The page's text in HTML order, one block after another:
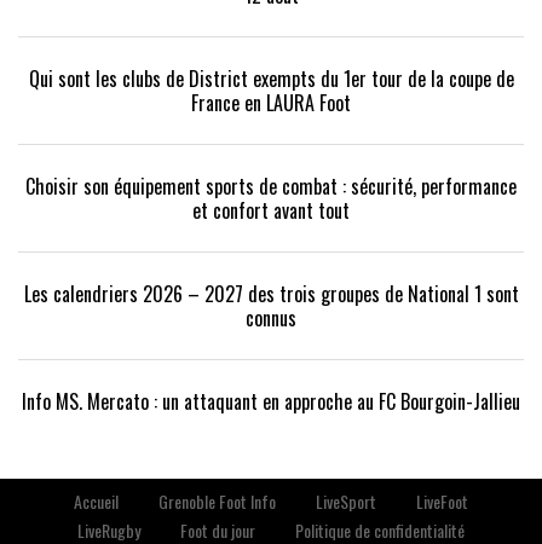
Qui sont les clubs de District exempts du 1er tour de la coupe de
France en LAURA Foot
Choisir son équipement sports de combat : sécurité, performance
et confort avant tout
Les calendriers 2026 – 2027 des trois groupes de National 1 sont
connus
Info MS. Mercato : un attaquant en approche au FC Bourgoin-Jallieu
Accueil Grenoble Foot Info LiveSport
LiveFoot
LiveRugby
Foot du jour
Politique de confidentialité